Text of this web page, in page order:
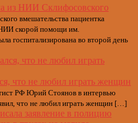
из НИИ Склифосовского
вмешательства пациентка
скорой помощи им.
госпитализирована во второй день
что не любил играть женщин
РФ Юрий Стоянов в интервью
что не любил играть женщин […]